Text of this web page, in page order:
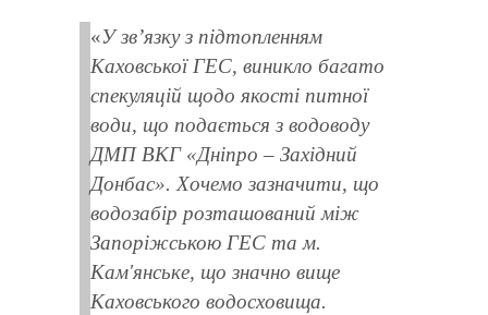
«У зв’язку з підтопленням
Каховської ГЕС, виникло багато
спекуляцій щодо якості питної
води, що подається з водоводу
ДМП ВКГ «Дніпро – Західний
Донбас». Хочемо зазначити, що
водозабір розташований між
Запоріжською ГЕС та м.
Кам'янське, що значно вище
Каховського водосховища.